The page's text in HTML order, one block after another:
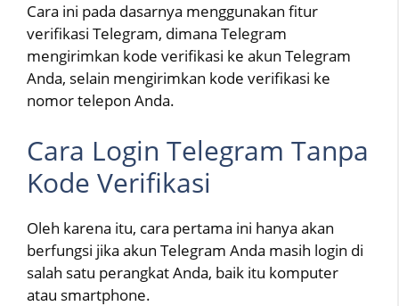
Cara ini pada dasarnya menggunakan fitur
verifikasi Telegram, dimana Telegram
mengirimkan kode verifikasi ke akun Telegram
Anda, selain mengirimkan kode verifikasi ke
nomor telepon Anda.
Cara Login Telegram Tanpa
Kode Verifikasi
Oleh karena itu, cara pertama ini hanya akan
berfungsi jika akun Telegram Anda masih login di
salah satu perangkat Anda, baik itu komputer
atau smartphone.